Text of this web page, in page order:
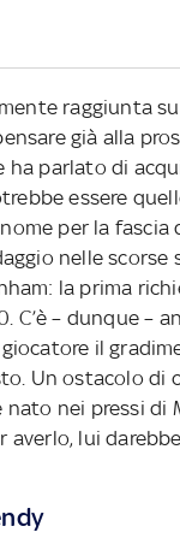
raggiunta
già alla
ha parlato di
essere
per la fascia
nelle
la prima
C’è – dunque –
il
Un ostacolo di
nato nei pressi di
averlo, lui